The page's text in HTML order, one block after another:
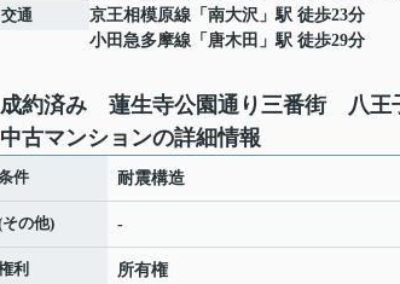
交通
京王相模原線 「 南大沢 」駅 徒歩23分
小田急多摩線 「 唐木田 」駅 徒歩29分
約済み 蓮生寺公園通り三番街 八王
古マンションの詳細情報
件 耐震構造
の他) -
利 所有権